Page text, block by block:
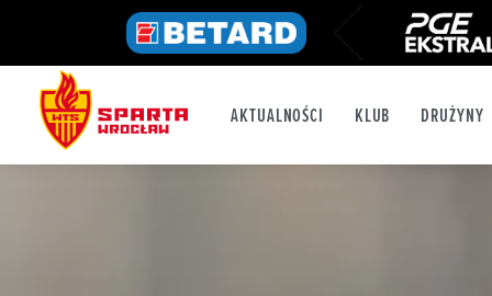
AKTUALNOŚCI KLUB
DRUŻYNY